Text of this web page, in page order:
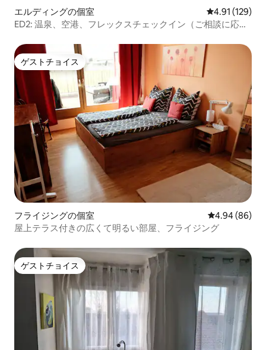
エルディングの個室 レビュー129
4.91 (129)
ED2: 温泉、空港、フレックスチェックイン（ご相談に応じ
ゲストチョイス
ゲストチョイス
フライジングの個室 レビュー86件
4.94 (86)
屋上テラス付きの広くて明るい部屋、フライジング
ゲストチョイス
ゲストチョイス